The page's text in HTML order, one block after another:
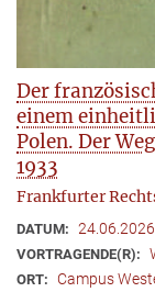
Der
einem
Polen. Der
1933
Frankfurter
DATUM: 24.06.2026
VORTRAGENDE(R):
ORT: Campus